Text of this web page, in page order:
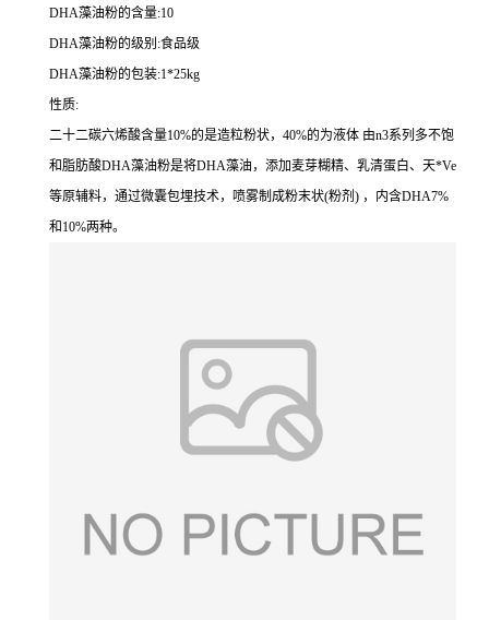
DHA藻油粉的含量:10
DHA藻油粉的级别:食品级
DHA藻油粉的包装:1*25kg
性质:
二十二碳六烯酸含量10%的是造粒粉状，40%的为液体 由n3系列多不饱
和脂肪酸DHA藻油粉是将DHA藻油，添加麦芽糊精、乳清蛋白、天*Ve
等原辅料，通过微囊包埋技术，喷雾制成粉末状(粉剂) ，内含DHA7%
和10%两种。